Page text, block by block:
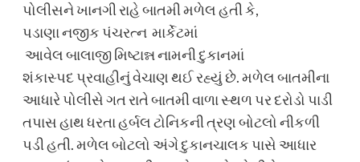
પોલીસને ખાનગી રાહે બાતમી મળેલ હતી કે,
પડાણા નજીક પંચરત્ન માર્કેટમાં
આવેલ બાલાજી મિષ્ટાન્ન નામની દુકાનમાં
શંકાસ્પદ પ્રવાહીનું વેચાણ થઈ રહ્યું છે. મળેલ બાતમીના
આધારે પોલીસે ગત રાતે બાતમી વાળા સ્થળ પર દરોડો પાડી
તપાસ હાથ ધરતા હર્બલ ટોનિકની ત્રણ બોટલો નીકળી
પડી હતી. મળેલ બોટલો અંગે દુકાનચાલક પાસે આધાર